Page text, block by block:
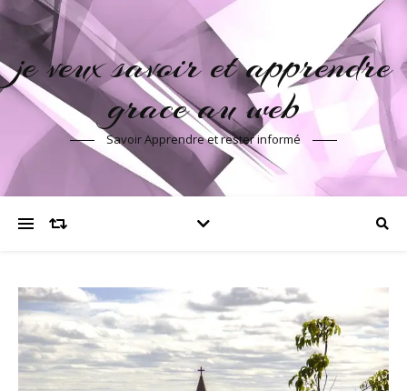
je veux savoir et apprendre
grace au web
Savoir Apprendre et rester informé